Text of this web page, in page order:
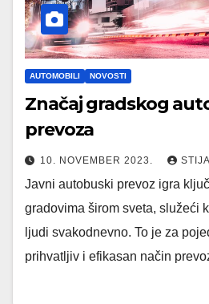
AUTOMOBILI NOVOSTI
Značaj gradskog
prevoza
10. NOVEMBER 2023.
Javni autobuski prevoz igra
gradovima širom sveta, služeći
ljudi svakodnevno. To je za
prihvatljiv i efikasan način